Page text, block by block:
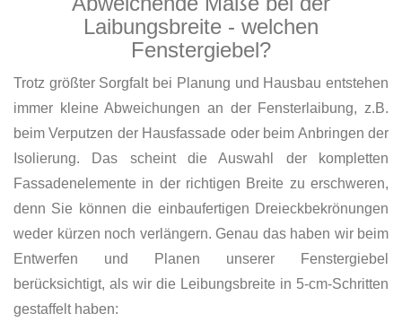
Laibungsbreite - welchen
Fenstergiebel?
Trotz größter Sorgfalt bei Planung und Hausbau entstehen
immer kleine Abweichungen an der Fensterlaibung, z.B.
beim Verputzen der Hausfassade oder beim Anbringen der
Isolierung. Das scheint die Auswahl der kompletten
Fassadenelemente in der richtigen Breite zu erschweren,
denn Sie können die einbaufertigen Dreieckbekrönungen
weder kürzen noch verlängern. Genau das haben wir beim
Entwerfen und Planen unserer Fenstergiebel
berücksichtigt, als wir die Leibungsbreite in 5-cm-Schritten
gestaffelt haben: